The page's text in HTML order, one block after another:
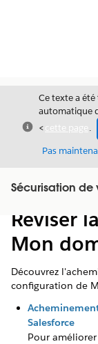
Fermer
Ce texte a
automatique
<cette page .
Pas
Sécurisation de
Table des
Réviser
Mon
Découvrez
configuration de
Salesforce
Pour